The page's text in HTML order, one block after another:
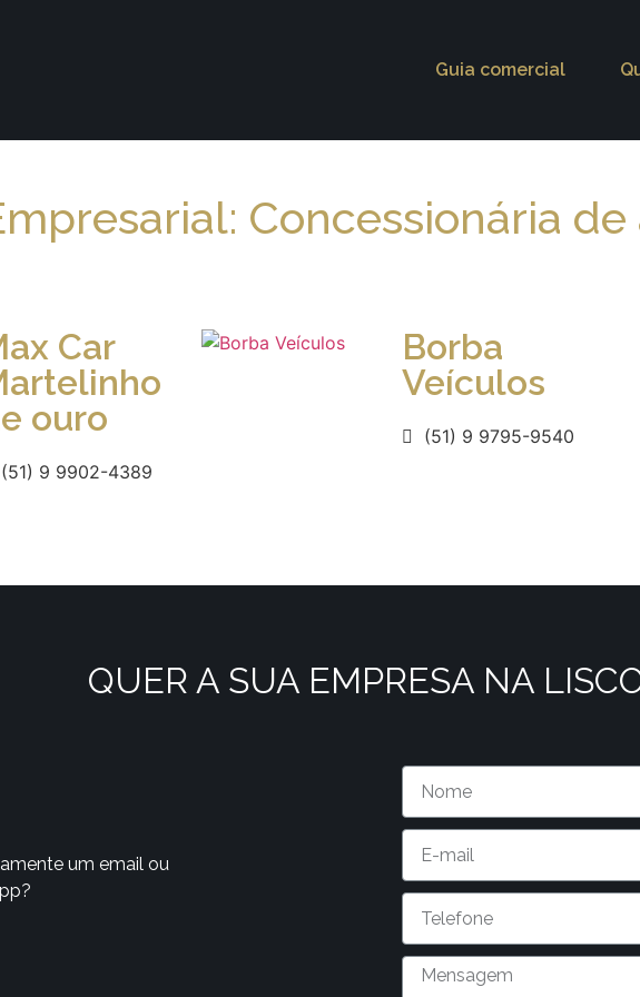
Guia comercial
Concessionária
Car
ouro
(51) 9 9902-4389
Borba
Veículos
(51) 9 9795-9540
QUER A SUA EMPRESA NA
um email ou